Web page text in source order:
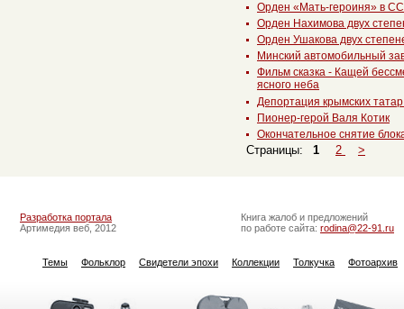
Орден «Мать-героиня» в
Орден Нахимова двух
Орден Ушакова двух
Минский автомобильный
Фильм сказка - Кащей
ясного неба
Депортация крымских
Пионер-герой Валя Котик
Окончательное снятие
Страницы: 1 2 >
Разработка портала
Артимедия веб, 2012
Книга жалоб и предложений
по работе сайта: rodina@22-91.ru
Темы Фольклор Свидетели эпохи Коллекции Толкучка Фотоархив